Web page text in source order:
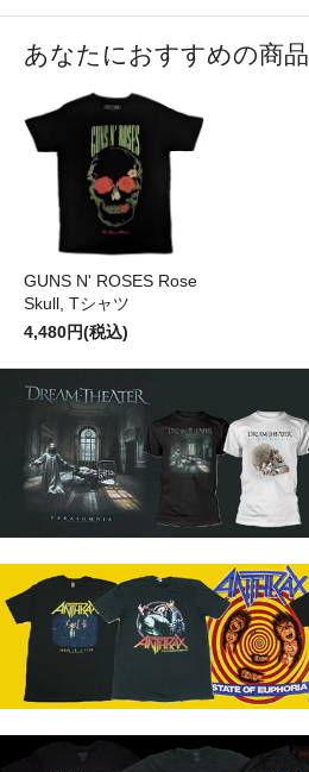
あなたにおすすめの商品
GUNS N' ROSES Rose
Skull, Tシャツ
4,480円(税込)